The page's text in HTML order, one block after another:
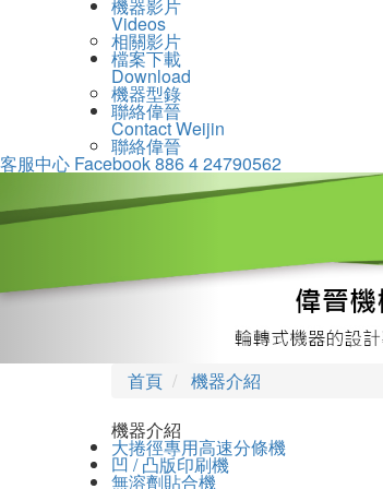
機器影片
Videos
相關影片
檔案下載
Download
機器型錄
聯絡偉晉
Contact Weijin
聯絡偉晉
客服中心 Facebook886 4 24790562
Previous
首頁
機器介紹
機器介紹
大捲徑專用高速分條機
凹 / 凸版印刷機
無溶劑貼合機